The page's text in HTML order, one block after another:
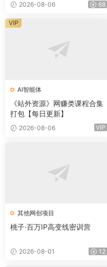
2026-08-06 68
AI智能体
《站外资源》网赚类课程合集
打包【每日更新】
2026-08-06 VIP
VIP
其他网创项目
桃子·百万IP高变线密训营
2026-08-01 12